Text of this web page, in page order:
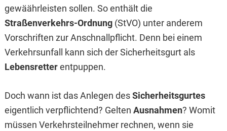
gewäährleisten sollen. So enthält die
Straßenverkehrs-Ordnung(StVO) unter anderem
Vorschriften zur Anschnallpflicht. Denn bei einem
Verkehrsunfall kann sich der Sicherheitsgurt als
Lebensretterentpuppen.
Doch wann ist das Anlegen desSicherheitsgurtes
eigentlich verpflichtend? Gelten Ausnahmen? Womit
müssen Verkehrsteilnehmer rechnen, wenn sie